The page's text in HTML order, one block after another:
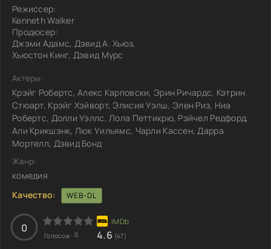
Режиссер:
Kenneth Walker
Продюсер:
Джэми Адамс, Дэвид А. Хьюз,
Хьюстон Кинг, Дэвид Мурс
Актеры:
Крэйг Робертс, Алекс Карповски, Эрин Ричардс, Кэтрин
Стюарт, Крэйг Хэйворт, Элисия Уэлш, Элен Риз, Ниа
Робертс, Долли Уэллс, Лола Петтикрю, Рэйчел Редфорд,
Али Крикшэнк, Люк Уильямс, Чарли Кассен, Дарра
Мортелл, Дэвид Бонд
Жанр:
комедия
Качество:
WEB-DL
0
Голосов: 0 4.6 (47)